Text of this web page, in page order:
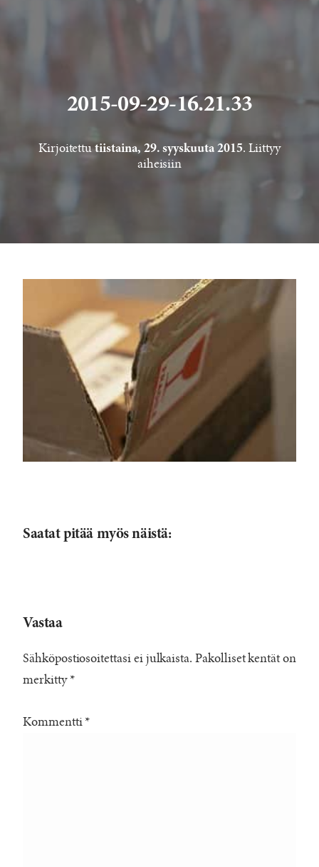
2015-09-29-16.21.33
Kirjoitettutiistaina, 29. syyskuuta 2015. Liittyy
aiheisiin
Saatat pitää myös näistä:
Vastaa
Sähköpostiosoitettasi ei julkaista. Pakolliset kentät on
merkitty *
Kommentti *